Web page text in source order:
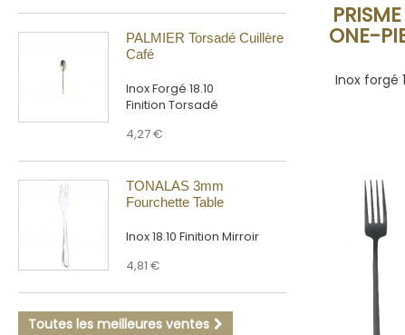
PALMIER Torsadé Cuillère
Café
Inox Forgé 18.10
Finition Torsadé
4,27 €
TONALAS 3mm
Fourchette Table
Inox 18.10 Finition Mirroir
4,81 €
Toutes les meilleures ventes
ONE-
Inox forgé